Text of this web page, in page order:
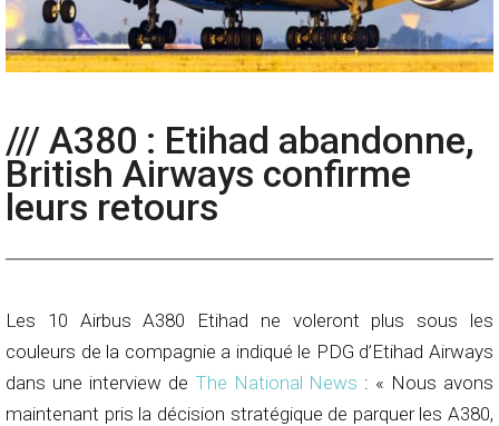
/// A380 : Etihad abandonne,
British Airways confirme
leurs retours
Les 10 Airbus A380 Etihad ne voleront plus sous les
couleurs de la compagnie a indiqué le PDG d’Etihad Airways
dans une interview de The National News : « Nous avons
maintenant pris la décision stratégique de parquer les A380,